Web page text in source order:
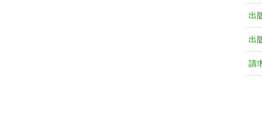
出
出
請